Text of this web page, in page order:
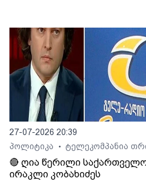
27-07-2026 20:39
პოლიტიკა
• ტელეკომპანია
🔴 ღია წერილი
ირაკლი კობახიძეს